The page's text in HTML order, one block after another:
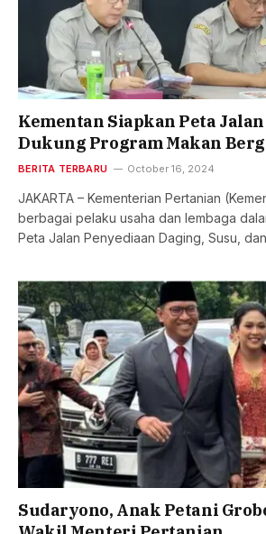
Kementan Siapkan Peta
Dukung Program Makan
BERITA TERBARU October 16, 2024
JAKARTA – Kementerian Pertanian
berbagai pelaku usaha dan lembaga
Peta Jalan Penyediaan Daging, Susu,
Sudaryono, Anak Petani